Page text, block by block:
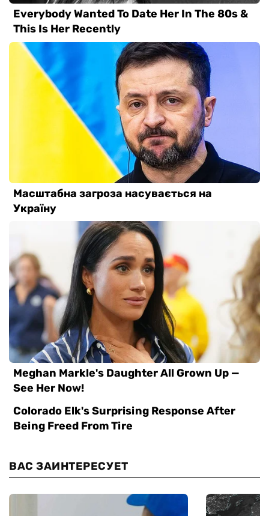
ВАС ЗАИНТЕРЕСУЕТ